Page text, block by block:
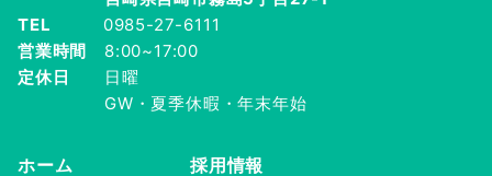
TEL 0985-27-6111
営業時間 8:00~17:00
定休日
日曜
GW・夏季休暇・年末年始
ホーム
採用情報